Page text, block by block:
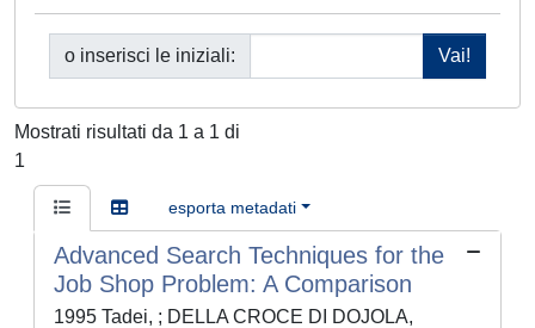
o inserisci le iniziali:
Mostrati risultati da 1 a 1 di
1
esporta metadati
Advanced Search Techniques for the
Job Shop Problem: A Comparison
1995 Tadei, ; DELLA CROCE DI DOJOLA,